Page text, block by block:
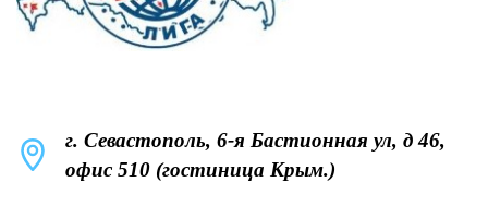
г. Севастополь, 6-я Бастионная ул, д 46,
офис 510 (гостиница Крым.)